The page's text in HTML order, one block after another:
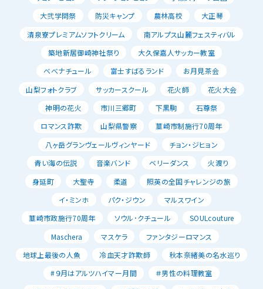
大弐学問祭
防災キャンプ 農林高校
大正琴
清泉寮プレミアムソフトクリーム
南アルプス山麓フェスティバル
築地新居御崎神社祭り
大久保嘉人サッカー教室
べべナチュール
富士すばるランド
お月見茶会
山梨フォトクラブ
サッカースクール 花火師
花火大会
神明の花火
市川三郷町 下黒駒
石尊祭
ロマンス詐欺
山梨県警察
韮崎市制施行70周年
八ヶ岳グランヴェールヴィンヤード
チョン・ジヒョン
青い海の伝説
音楽バンド ベリーダンス
火渡り
身延町
大聖寺 柔道
照英の全国チャレンジの旅
イ・ミンホ
パク・ジウン
マルスワイン
韮崎市政施行70周年
ソウル･クチュール
SOULcouture
Maschera
マスケラ
ファンタジーロマンス
地球上最後の人魚
冷血天才詐欺師
秋本奈緒美の名水巡り
#９月はアルツハイマー月間
＃男性の料理教室